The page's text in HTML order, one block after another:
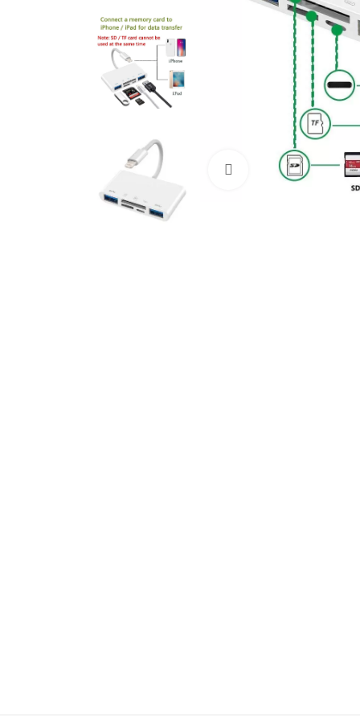
Cliquez pour agrandir